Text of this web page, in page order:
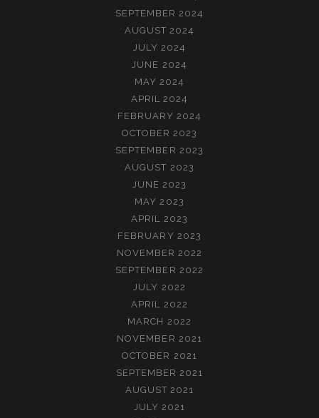
SEPTEMBER 2024
AUGUST 2024
JULY 2024
JUNE 2024
MAY 2024
APRIL 2024
FEBRUARY 2024
OCTOBER 2023
SEPTEMBER 2023
AUGUST 2023
JUNE 2023
MAY 2023
APRIL 2023
FEBRUARY 2023
NOVEMBER 2022
SEPTEMBER 2022
JULY 2022
APRIL 2022
MARCH 2022
NOVEMBER 2021
OCTOBER 2021
SEPTEMBER 2021
AUGUST 2021
JULY 2021